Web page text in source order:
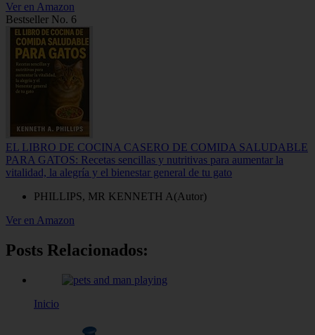
Ver en Amazon
Bestseller No. 6
EL LIBRO DE COCINA CASERO DE COMIDA SALUDABLE
PARA GATOS: Recetas sencillas y nutritivas para aumentar la
vitalidad, la alegría y el bienestar general de tu gato
PHILLIPS, MR KENNETH A(Autor)
Ver en Amazon
Posts Relacionados:
Inicio